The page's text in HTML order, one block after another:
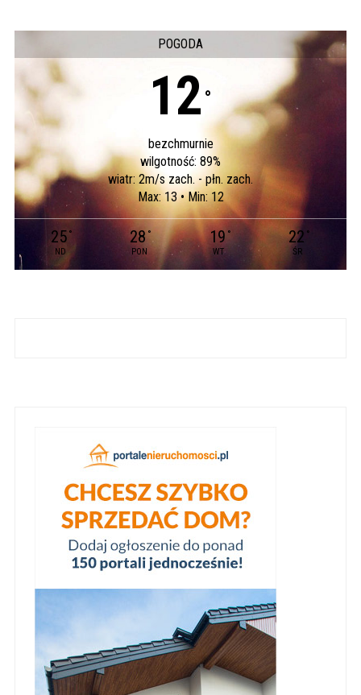
POGODA
12 °
bezchmurnie
wilgotność: 89%
wiatr: 2m/s zach. - płn. zach.
Max: 13 • Min: 12
25 °
ND
28°
PON
19 °
WT
22 °
ŚR